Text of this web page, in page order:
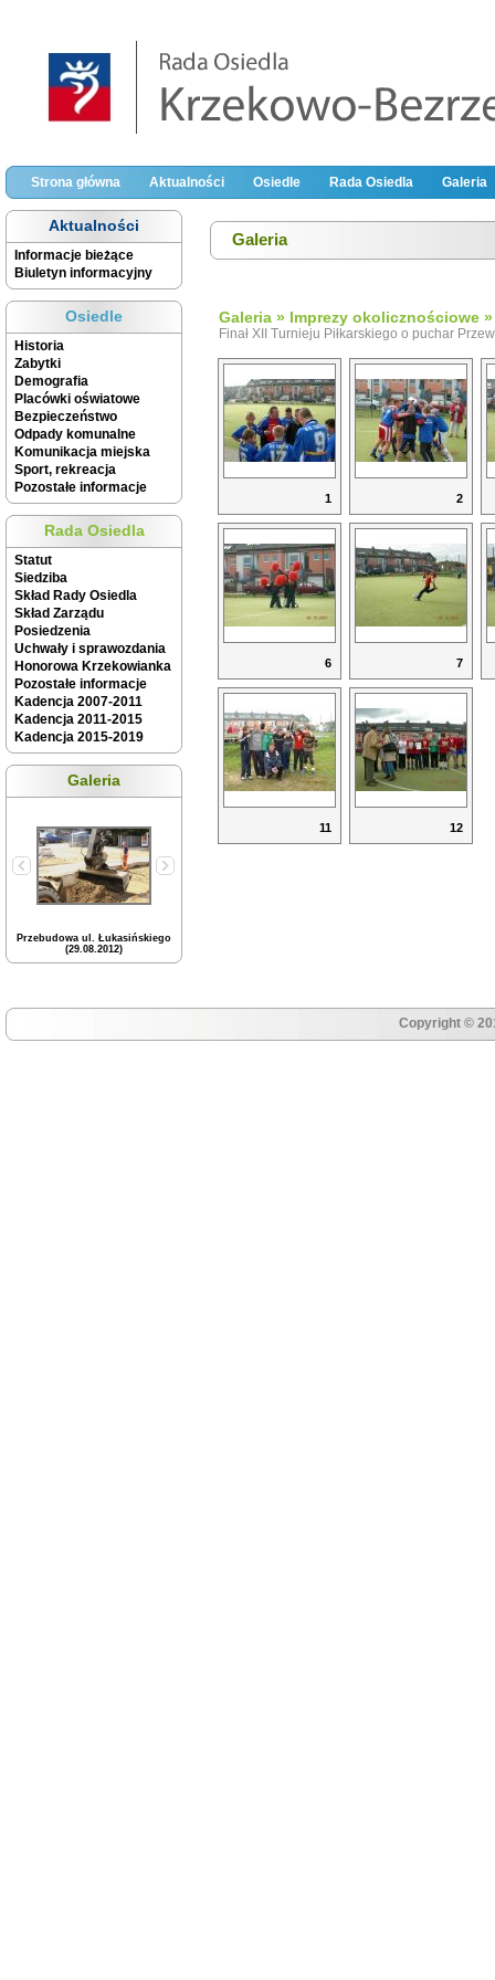
Strona główna Aktualności Osiedle Rada Osiedla Galeria
Aktualności
Informacje bieżące
Biuletyn informacyjny
Osiedle
Historia
Zabytki
Demografia
Placówki oświatowe
Bezpieczeństwo
Odpady komunalne
Komunikacja miejska
Sport, rekreacja
Pozostałe informacje
Rada Osiedla
Statut
Siedziba
Skład Rady Osiedla
Skład Zarządu
Posiedzenia
Uchwały i sprawozdania
Honorowa Krzekowianka
Pozostałe informacje
Kadencja 2007-2011
Kadencja 2011-2015
Kadencja 2015-2019
Galeria
Przebudowa ul. Łukasińskiego
(29.08.2012)
Galeria
Galeria » Imprezy okolicznościowe
Finał XII Turnieju Piłkarskiego o puchar
1 2
6 7
11 12
Copyright ©